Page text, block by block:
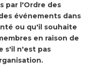
par l'Ordre des
événements dans
ou qu'il souhaite
en raison de
s'il n'est pas